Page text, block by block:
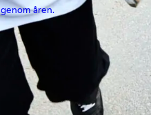
genom åren.